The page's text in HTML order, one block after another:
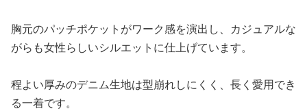
胸元のパッチポケットがワーク感を演出し、カジュアルな
がらも女性らしいシルエットに仕上げています。
程よい厚みのデニム生地は型崩れしにくく、長く愛用でき
る一着です。